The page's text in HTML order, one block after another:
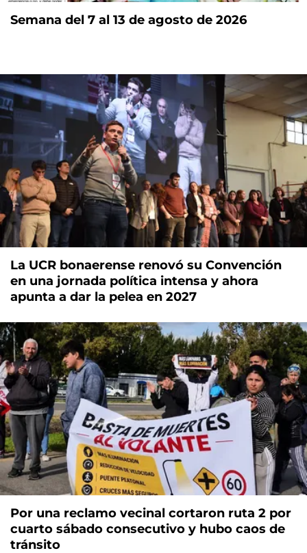
Semana del 7 al 13 de agosto de 2026
La UCR bonaerense renovó su Convención
en una jornada política intensa y ahora
apunta a dar la pelea en 2027
Por una reclamo vecinal cortaron ruta 2 por
cuarto sábado consecutivo y hubo caos de
tránsito